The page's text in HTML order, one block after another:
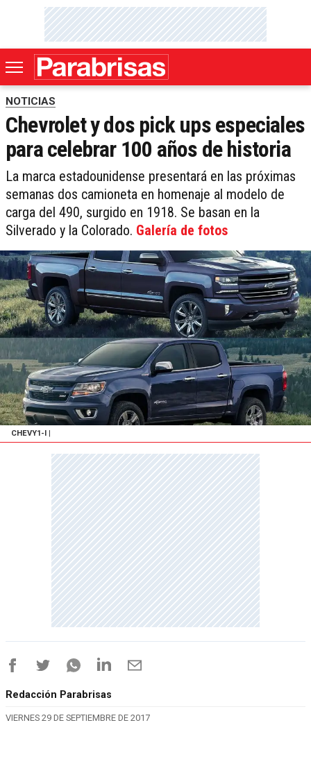
NOTICIAS
Chevrolet y dos pick ups especiales
para celebrar 100 años de historia
La marca estadounidense presentará en las próximas
semanas dos camioneta en homenaje al modelo de
carga del 490, surgido en 1918. Se basan en la
Silverado y la Colorado. Galería de fotos
CHEVY1-I
Redacción Parabrisas
VIERNES 29 DE SEPTIEMBRE DE 2017